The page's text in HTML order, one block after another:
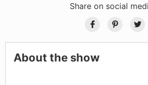
Share on social
About the show